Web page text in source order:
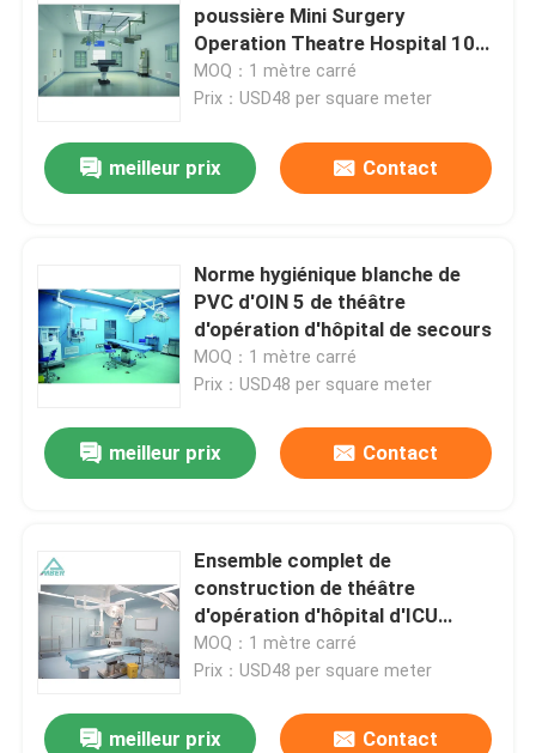
poussière Mini Surgery
Operation Theatre Hospital 100
- 200 mètres carrés
MOQ：1 mètre carré
Prix：USD48 per square meter
meilleur prix Contact
Norme hygiénique blanche de
PVC d'OIN 5 de théâtre
d'opération d'hôpital de secours
MOQ：1 mètre carré
Prix：USD48 per square meter
meilleur prix Contact
Ensemble complet de
construction de théâtre
d'opération d'hôpital d'ICU
SUS304
MOQ：1 mètre carré
Prix：USD48 per square meter
meilleur prix Contact